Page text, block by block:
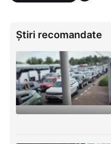
Știri recomandate